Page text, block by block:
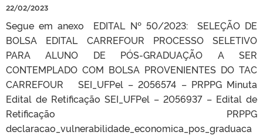
22/02/2023
Segue em anexo EDITAL Nº 50/2023: SELEÇÃO DE
BOLSA EDITAL CARREFOUR PROCESSO SELETIVO
PARA ALUNO DE PÓS-GRADUAÇÃO A SER
CONTEMPLADO COM BOLSA PROVENIENTES DO TAC
CARREFOUR SEI_UFPel – 2056574 – PRPPG Minuta
Edital de Retificação SEI_UFPel – 2056937 – Edital de
Retificação PRPPG
declaracao_vulnerabilidade_economica_pos_graduaca